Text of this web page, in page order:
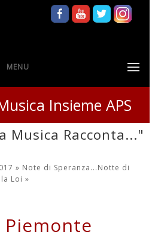
MENU
Insieme APS
Musica Racconta..."
» Note di Speranza...Notte di
Loi»
Piemonte